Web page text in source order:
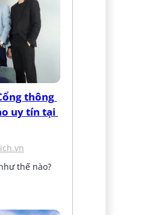
thông
uy tín tại
thế nào?